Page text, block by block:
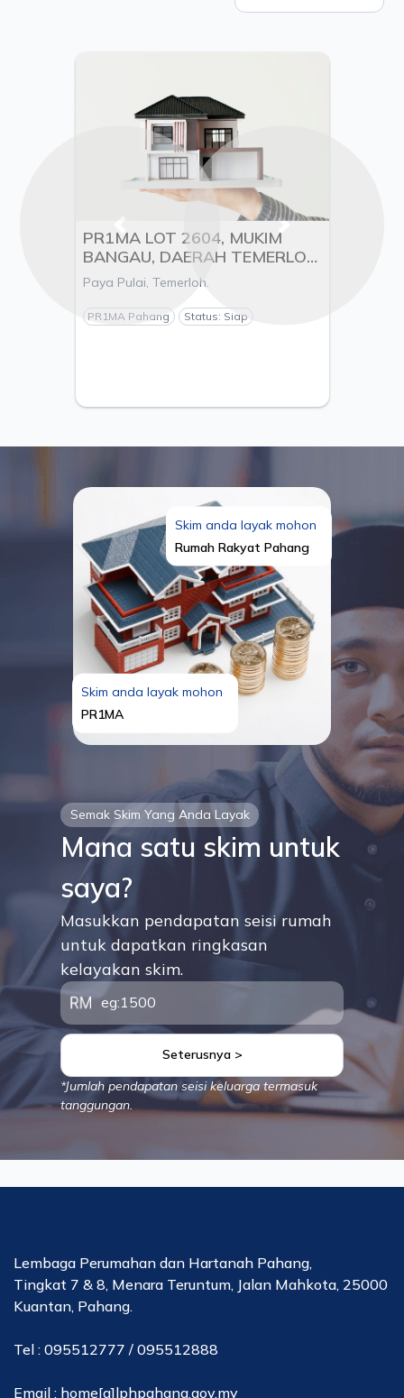
PR1MA LOT 2604, MUKIM
BANGAU, DAERAH TEMERLOH,
PAHANG - PEMAJU
PANANTARA ENTERPRISE S/B
Paya Pulai, Temerloh.
PR1MA Pahang Status: Siap
Previous
Semak Skim Yang Anda Layak
Mana satu skim untuk
saya?
Masukkan pendapatan seisi rumah
untuk dapatkan ringkasan
kelayakan skim.
Seterusnya >
*Jumlah pendapatan seisi keluarga termasuk
tanggungan.
Skim anda layak mohon
Rumah Rakyat Pahang
Skim anda layak mohon
PR1MA
Lembaga Perumahan dan Hartanah Pahang,
Tingkat 7 & 8, Menara Teruntum, Jalan Mahkota, 25000
Kuantan, Pahang.
Tel : 095512777 / 095512888
Email : home[a]lphpahang.gov.my